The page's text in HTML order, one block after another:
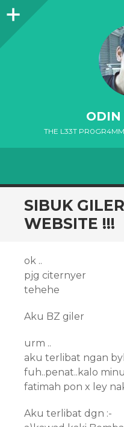
Sidebar
ODIN
THE L33T
SKIP
TO
CONTENT
SIBUK
WEBSITE !!!
ok ..
pjg citernyer
tehehe
Aku BZ giler
urm ..
aku terlibat ngan
fuh..penat..kalo
fatimah pon x ley
Aku terlibat dgn :-